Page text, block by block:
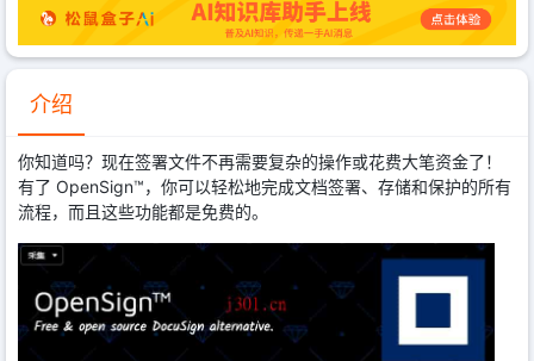
介绍
你知道吗？现在签署文件不再需要复杂的操作或花费大笔资金了！
有了 OpenSign™，你可以轻松地完成文档签署、存储和保护的所有
流程，而且这些功能都是免费的。